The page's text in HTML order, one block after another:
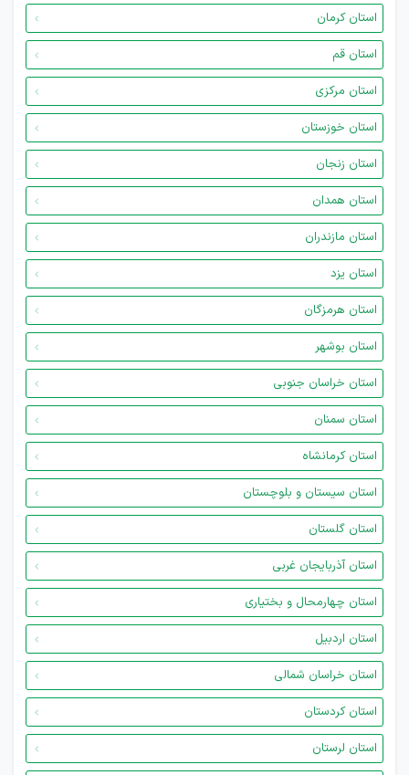
استان کرمان
استان قم
استان مرکزی
استان خوزستان
استان زنجان
استان همدان
استان مازندران
استان یزد
استان هرمزگان
استان بوشهر
استان خراسان جنوبی
استان سمنان
استان کرمانشاه
استان سیستان و بلوچستان
استان گلستان
استان آذربایجان غربی
استان چهارمحال و بختیاری
استان اردبیل
استان خراسان شمالی
استان کردستان
استان لرستان